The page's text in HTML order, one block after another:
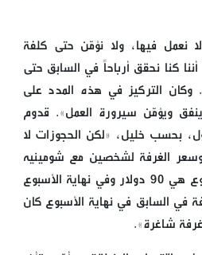
لا نعمل فيها، ولا نؤمّن حتى كلفة
كنا نحقق أرباحاً في السابق حتى
في مدة الـLow Season. وكان التركيز في هذه المدد على
ينفق ويؤمّن سيرورة العمل». قدوم
بحسب خليل، «لكن الحجوزات لا
الغرفة لشخصين مع شومينيه
وشوفاج في منتصف الأسبوع هي 90 دولار وفي نهاية الأسبوع
في السابق في نهاية الأسبوع كان